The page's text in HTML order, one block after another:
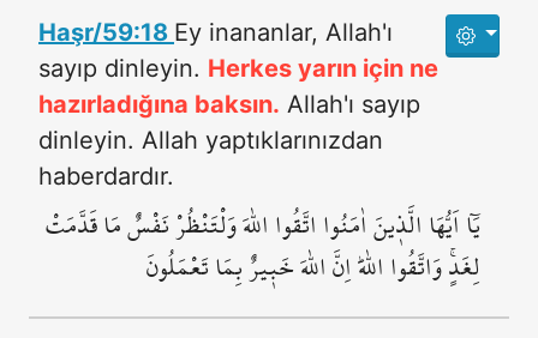
Haşr/59:18 Ey inananlar, Allah'ı
sayıp dinleyin. Herkes yarın için ne
hazırladığına baksın. Allah'ı sayıp
dinleyin. Allah yaptıklarınızdan
haberdardır.
يَٓا اَيُّهَا الَّذ۪ينَ اٰمَنُوا اتَّقُوا اللّٰهَ وَلْتَنْظُرْ نَفْسٌ مَا قَدَّمَتْ
لِغَدٍۚ وَاتَّقُوا اللّٰهَۜ اِنَّ اللّٰهَ خَب۪يرٌ بِمَا تَعْمَلُونَ